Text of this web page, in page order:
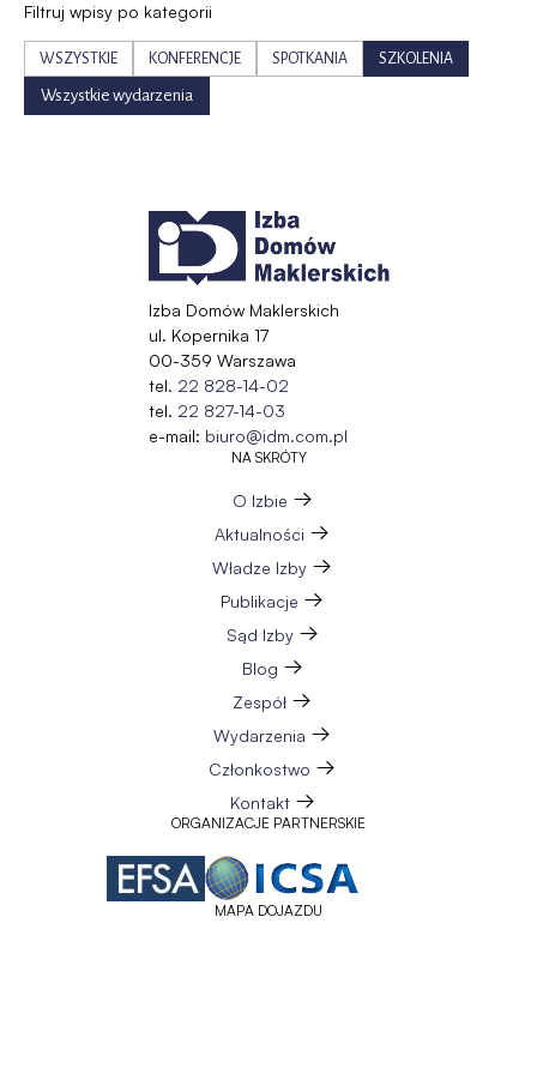
Filtruj wpisy po kategorii
WSZYSTKIE KONFERENCJE SPOTKANIA SZKOLENIA
Wszystkie wydarzenia
Izba Domów Maklerskich
ul. Kopernika 17
00-359 Warszawa
tel. 22 828-14-02
tel. 22 827-14-03
e-mail: biuro@idm.com.pl
NA SKRÓTY
O Izbie
Aktualności
Władze Izby
Publikacje
Sąd Izby
Blog
Zespół
Wydarzenia
Członkostwo
Kontakt
ORGANIZACJE PARTNERSKIE
MAPA DOJAZDU